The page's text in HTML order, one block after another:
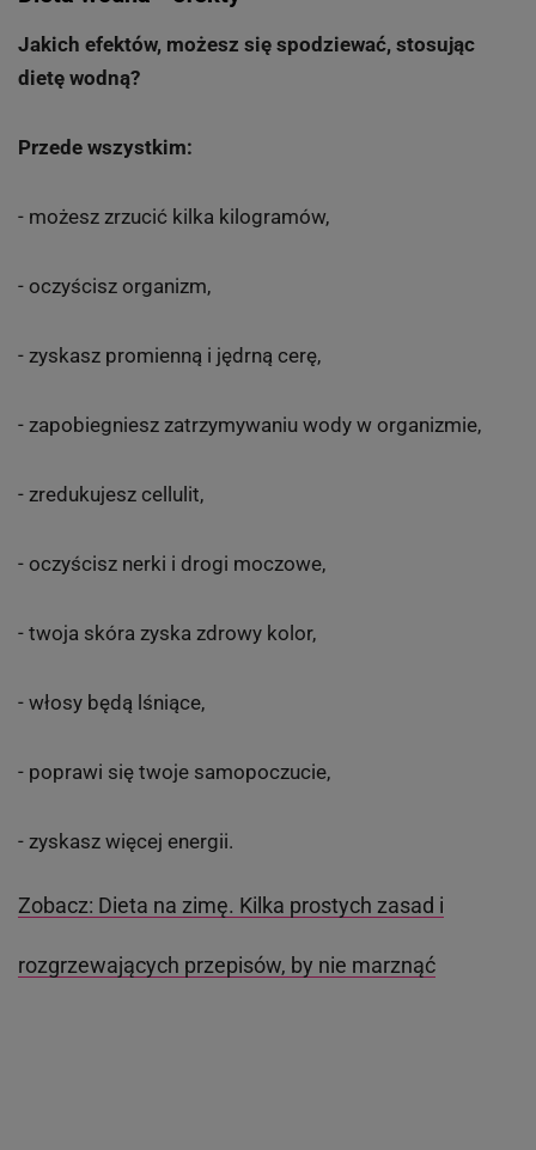
Co zrobić, aby twarz rano wyglądało młodo i promiennie
Dieta wodna - efekty
Jakich efektów, możesz się spodziewać, stosując